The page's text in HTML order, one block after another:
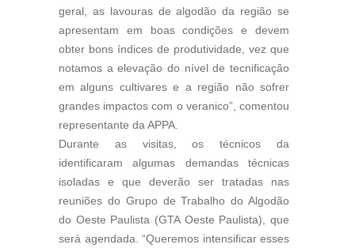
geral, as lavouras de algodão da região se
apresentam em boas condições e devem
obter bons índices de produtividade, vez que
notamos a elevação do nível de tecnificação
em alguns cultivares e a região não sofrer
grandes impactos com o veranico”, comentou
representante da APPA.
Durante as visitas, os técnicos da
identificaram algumas demandas técnicas
isoladas e que deverão ser tratadas nas
reuniões do Grupo de Trabalho do Algodão
do Oeste Paulista (GTA Oeste Paulista), que
será agendada. “Queremos intensificar esses